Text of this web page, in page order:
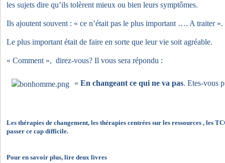
les sujets dire qu’ils tolèrent mieux ou bien leurs symptômes.
Ils ajoutent souvent : « ce n’était pas le plus important …. A traiter ».
Le plus important était de faire en sorte que leur vie soit agréable.
« Comment », direz-vous? Il vous sera répondu :
« En changeant ce qui ne va pas. Etes-vous
Les thérapies de changement, les thérapies centrées sur les ressources , les
passer ce cap difficile.
Pour en savoir plus, lire deux livres